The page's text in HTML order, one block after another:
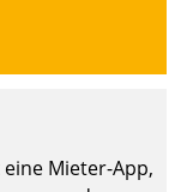
Mieter-App,